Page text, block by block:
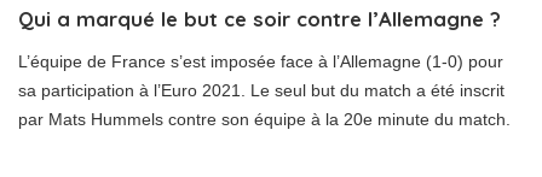
Qui a marqué le but ce soir contre l’Allemagne ?
L’équipe de France s’est imposée face à l’Allemagne (1-0) pour
sa participation à l’Euro 2021. Le seul but du match a été inscrit
par Mats Hummels contre son équipe à la 20e minute du match.